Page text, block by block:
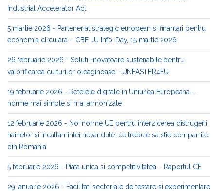
Industrial Accelerator Act
5 martie 2026 - Parteneriat strategic european si finantari pentru
economia circulara – CBE JU Info-Day, 15 martie 2026
26 februarie 2026 - Solutii inovatoare sustenabile pentru
valorificarea culturilor oleaginoase - UNFASTER4EU
19 februarie 2026 - Retelele digitale in Uniunea Europeana –
norme mai simple si mai armonizate
12 februarie 2026 - Noi norme UE pentru interzicerea distrugerii
hainelor si incaltamintei nevandute: ce trebuie sa stie companiile
din Romania
5 februarie 2026 - Piata unica si competitivitatea – Raportul CE
29 ianuarie 2026 - Facilitati sectoriale de testare si experimentare